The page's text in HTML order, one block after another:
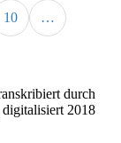
10 …
durch
2018